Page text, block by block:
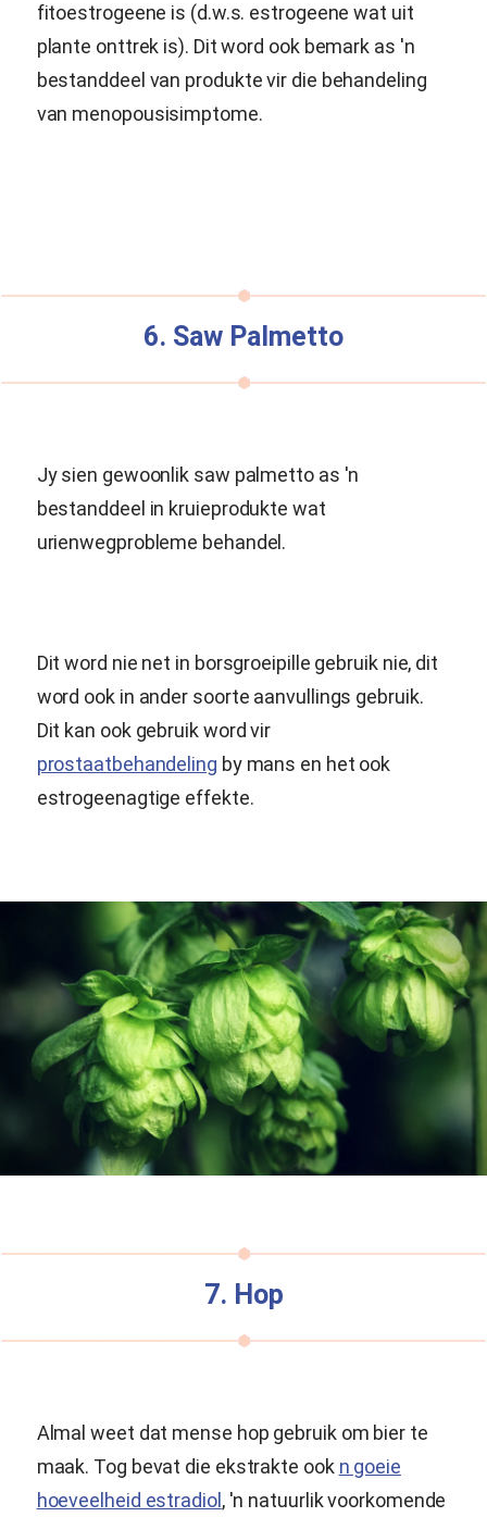
fitoestrogeene is (d.w.s. estrogeene wat uit
plante onttrek is). Dit word ook bemark as 'n
bestanddeel van produkte vir die behandeling
van menopousisimptome.
6. Saw Palmetto
Jy sien gewoonlik saw palmetto as 'n
bestanddeel in kruieprodukte wat
urienwegprobleme behandel.
Dit word nie net in borsgroeipille gebruik nie, dit
word ook in ander soorte aanvullings gebruik.
Dit kan ook gebruik word vir
prostaatbehandeling by mans en het ook
estrogeenagtige effekte.
7. Hop
Almal weet dat mense hop gebruik om bier te
maak. Tog bevat die ekstrakte ook n goeie
hoeveelheid estradiol , 'n natuurlik voorkomende